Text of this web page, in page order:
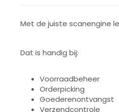
Met de juiste scanengine
Dat is handig bij:
Voorraadbeheer
Orderpicking
Goederenontvangst
Verzendcontrole